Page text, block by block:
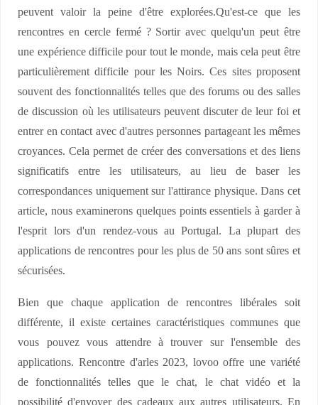
peuvent valoir la peine d'être explorées.Qu'est-ce que les
rencontres en cercle fermé ? Sortir avec quelqu'un peut être
une expérience difficile pour tout le monde, mais cela peut être
particulièrement difficile pour les Noirs. Ces sites proposent
souvent des fonctionnalités telles que des forums ou des salles
de discussion où les utilisateurs peuvent discuter de leur foi et
entrer en contact avec d'autres personnes partageant les mêmes
croyances. Cela permet de créer des conversations et des liens
significatifs entre les utilisateurs, au lieu de baser les
correspondances uniquement sur l'attirance physique. Dans cet
article, nous examinerons quelques points essentiels à garder à
l'esprit lors d'un rendez-vous au Portugal. La plupart des
applications de rencontres pour les plus de 50 ans sont sûres et
sécurisées.
Bien que chaque application de rencontres libérales soit
différente, il existe certaines caractéristiques communes que
vous pouvez vous attendre à trouver sur l'ensemble des
applications. Rencontre d'arles 2023, lovoo offre une variété
de fonctionnalités telles que le chat, le chat vidéo et la
possibilité d'envoyer des cadeaux aux autres utilisateurs. En